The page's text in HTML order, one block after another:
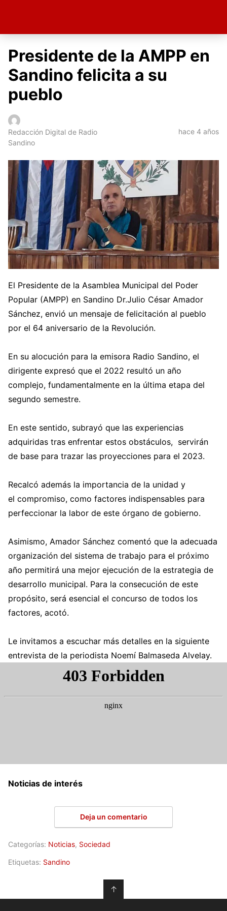
Presidente de la AMPP en
Sandino felicita a su
pueblo
Redacción Digital de Radio
Sandino
hace 4 años
El Presidente de la Asamblea Municipal del Poder
Popular (AMPP) en Sandino Dr.Julio César Amador
Sánchez, envió un mensaje de felicitación al pueblo
por el 64 aniversario de la Revolución.
En su alocución para la emisora Radio Sandino, el
dirigente expresó que el 2022 resultó un año
complejo, fundamentalmente en la última etapa del
segundo semestre.
En este sentido, subrayó que las experiencias
adquiridas tras enfrentar estos obstáculos, servirán
de base para trazar las proyecciones para el 2023.
Recalcó además la importancia de la unidad y
el compromiso, como factores indispensables para
perfeccionar la labor de este órgano de gobierno.
Asimismo, Amador Sánchez comentó que la adecuada
organización del sistema de trabajo para el próximo
año permitirá una mejor ejecución de la estrategia de
desarrollo municipal. Para la consecución de este
propósito, será esencial el concurso de todos los
factores, acotó.
Le invitamos a escuchar más detalles en la siguiente
entrevista de la periodista Noemí Balmaseda Alvelay.
Noticias de interés
Deja un comentario
Categorías: Noticias, Sociedad
Etiquetas: Sandino
↑